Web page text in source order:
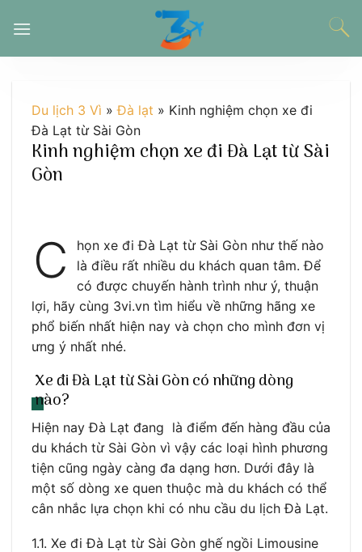
đến
Du lịch 3 Vì »Đà lạt » Kinh nghiệm chọn xe đi
Đà Lạt từ Sài Gòn
Kinh nghiệm chọn xe đi Đà Lạt từ Sài
Gòn
C
họn xe đi Đà Lạt từ Sài Gòn như thế nào
là điều rất nhiều du khách quan tâm. Để
có được chuyến hành trình như ý, thuận
lợi, hãy cùng 3vi.vn tìm hiểu về những hãng xe
phổ biến nhất hiện nay và chọn cho mình đơn vị
ưng ý nhất nhé.
Xe đi Đà Lạt từ Sài Gòn có những dòng
nào?
Hiện nay Đà Lạt đang là điểm đến hàng đầu của
du khách từ Sài Gòn vì vậy các loại hình phương
tiện cũng ngày càng đa dạng hơn. Dưới đây là
một số dòng xe quen thuộc mà du khách có thể
cân nhắc lựa chọn khi có nhu cầu du lịch Đà Lạt.
1.1. Xe đi Đà Lạt từ Sài Gòn ghế ngồi Limousine